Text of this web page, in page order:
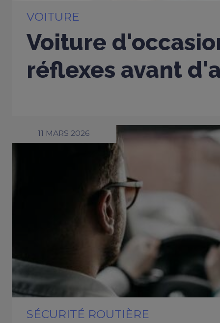
VOITURE
Voiture
réflexes avant
11 MARS 2026
SÉCURITÉ ROUTIÈRE